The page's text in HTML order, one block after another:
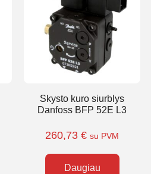
Skysto kuro siurblys
Danfoss BFP 52E L3
260,73 € su PVM
Daugiau